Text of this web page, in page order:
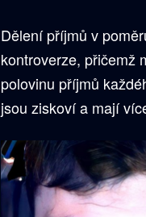
Dělení příjmů v
kontroverze, přičemž
polovinu příjmů
jsou ziskoví a mají